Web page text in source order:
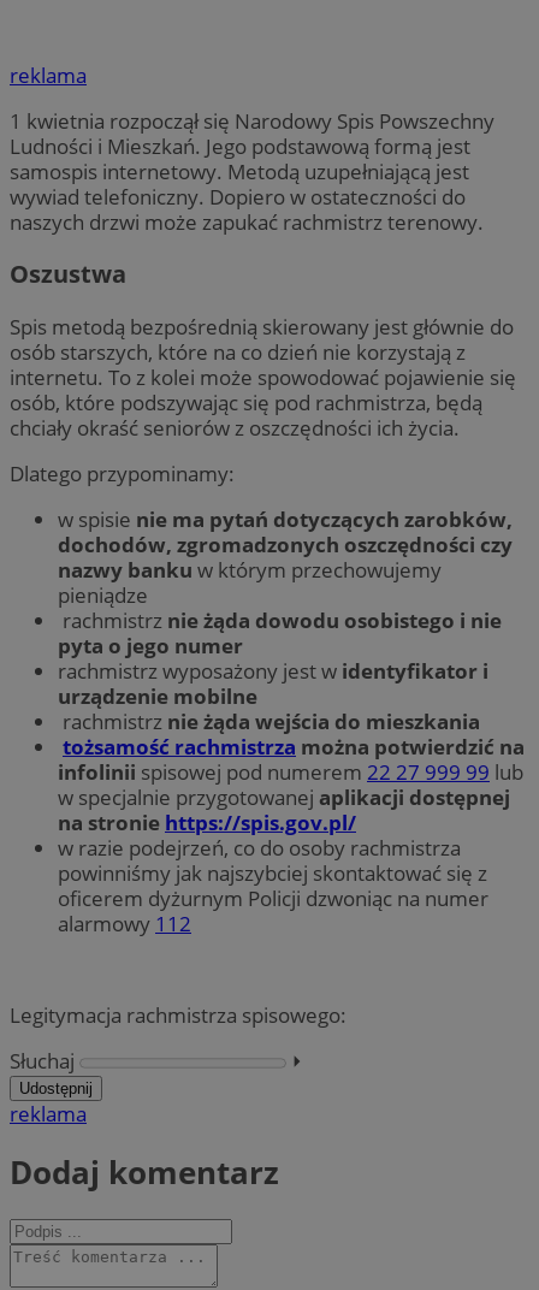
reklama
1 kwietnia rozpoczął się Narodowy Spis Powszechny
Ludności i Mieszkań. Jego podstawową formą jest
samospis internetowy. Metodą uzupełniającą jest
wywiad telefoniczny. Dopiero w ostateczności do
naszych drzwi może zapukać rachmistrz terenowy.
Oszustwa
Spis metodą bezpośrednią skierowany jest głównie do
osób starszych, które na co dzień nie korzystają z
internetu. To z kolei może spowodować pojawienie się
osób, które podszywając się pod rachmistrza, będą
chciały okraść seniorów z oszczędności ich życia.
Dlatego przypominamy:
w spisie nie ma pytań dotyczących zarobków,
dochodów, zgromadzonych oszczędności czy
nazwy banku w którym przechowujemy
pieniądze
rachmistrz nie żąda dowodu osobistego i nie
pyta o jego numer
rachmistrz wyposażony jest w identyfikator i
urządzenie mobilne
rachmistrz nie żąda wejścia do mieszkania
tożsamość rachmistrza można potwierdzić na
infolinii spisowej pod numerem 22 27 999 99 lub
w specjalnie przygotowanej aplikacji dostępnej
na stronie https://spis.gov.pl/
w razie podejrzeń, co do osoby rachmistrza
powinniśmy jak najszybciej skontaktować się z
oficerem dyżurnym Policji dzwoniąc na numer
alarmowy 112
Legitymacja rachmistrza spisowego:
Słuchaj
⏵︎
Udostępnij
reklama
Dodaj komentarz